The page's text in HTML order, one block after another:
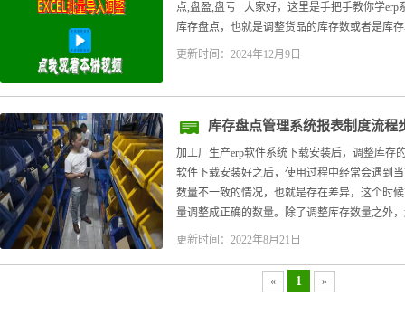
点,盘盈,盘亏 大家好，这里是手把手教你学erp
库存盘点，也就是调整货品的库存数或者是库
更新时间：2024年12月9日
库存盘点管理系统报表制度流程
法
加工厂生产erp软件系统下载安装后，调整库存
软件下载安装好之后，使用过程中经常会遇到
数量不一致的情况，也就是存在差异，这个时
量调整成正确的数量。除了调整库存数量之外
更新时间：2022年8月21日
« 1 »